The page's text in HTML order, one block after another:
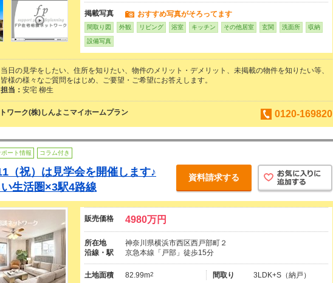
掲載写真 おすすめ写真がそろってます
間取り図 外観 リビング 浴室 キッチン その他居室 玄関 洗面所 収納
設備写真
当日の見学をしたい、住所を知りたい、物件のメリット・デメリット、未掲載の物件を知りたい等、
皆様の様々なご質問をはじめ、ご要望・ご希望にお答えします。
担当： 安宅 柳生
ワーク(株)しんよこマイホームプラン 0120-169820
ポート情報 コラム付き
（祝）は見学会を開催します♪
生活圏×3駅4路線
資料請求する
販売価格 4980万円
所在地
神奈川県横浜市西区西戸部町２
沿線・駅
京急本線「戸部」徒歩15分
土地面積 82.99m2 間取り 3LDK+S（納戸）